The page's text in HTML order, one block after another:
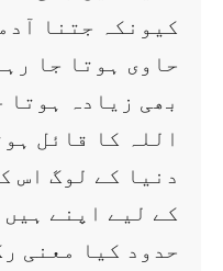
کیونکہ جتنا
حاوی ہوتا جا
بھی زیادہ ہوتا
اللہ کا قائل
دنیا کے لوگ اس
کے لیے اپنے
حدود کیا معنی